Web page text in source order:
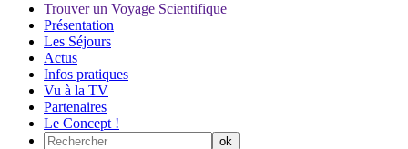
Trouver un Voyage Scientifique
Présentation
Les Séjours
Actus
Infos pratiques
Vu à la TV
Partenaires
Le Concept !